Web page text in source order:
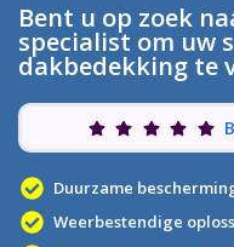
Bent u op zoek
specialist om uw
dakbedekking te
Duurzame
Weerbestendige